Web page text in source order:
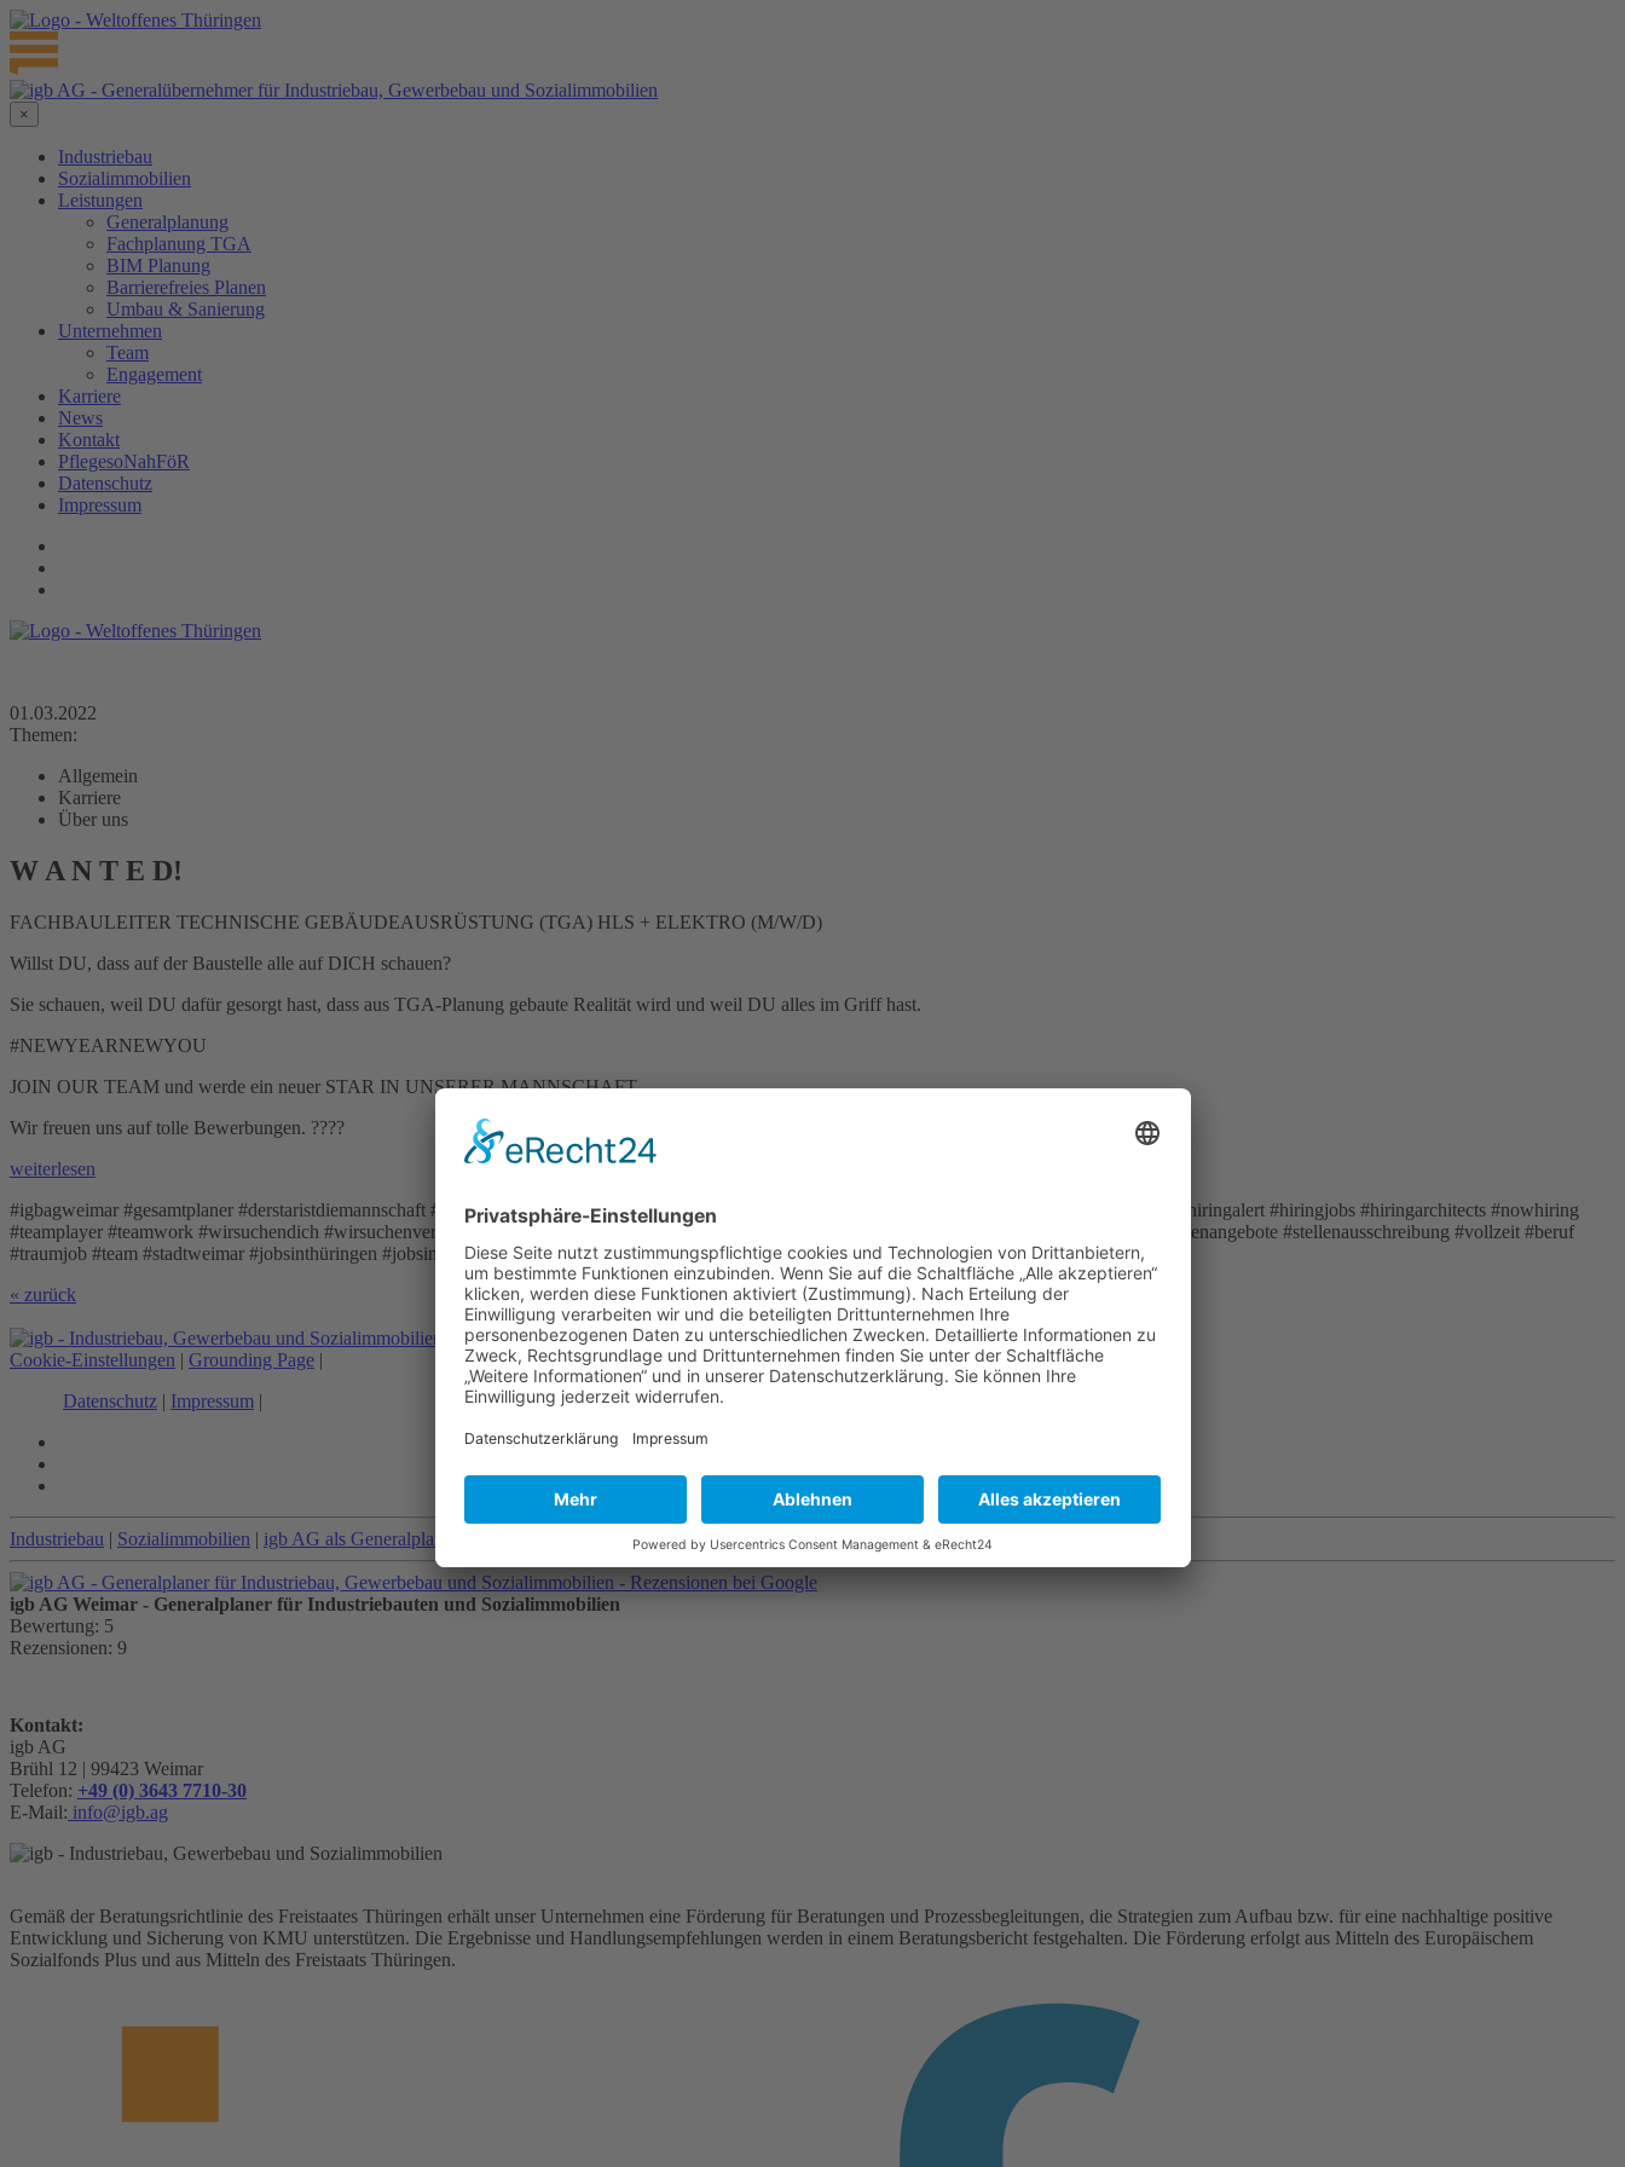
×
Industriebau
Sozialimmobilien
Leistungen
Generalplanung
Fachplanung TGA
BIM Planung
Barrierefreies Planen
Umbau & Sanierung
Unternehmen
Team
Engagement
Karriere
News
Kontakt
PflegesoNahFöR
Datenschutz
Impressum
01.03.2022
Themen:
Allgemein
Karriere
Über uns
W A N T E D!
FACHBAULEITER TECHNISCHE GEBÄUDEAUSRÜSTUNG (TGA) HLS + ELEKTRO (M/W/D)
Willst DU, dass auf der Baustelle alle auf DICH schauen?
Sie schauen, weil DU dafür gesorgt hast, dass aus TGA-Planung gebaute Realität wird und weil DU alles im Griff hast.
#NEWYEARNEWYOU
JOIN OUR TEAM und werde ein neuer STAR IN UNSERER MANNSCHAFT.
Wir freuen uns auf tolle Bewerbungen. ????
weiterlesen
#igbagweimar #gesamtplaner #derstaristdiemannschaft #NEWYEARNEWYOU #job #jobsearch #newjob #newjobs #newjoboffer #hiring #hinringnow #hiringalert #hiringjobs #hiringarchitects #nowhiring
#teamplayer #teamwork #wirsuchendich #wirsuchenverstärkung #stellenangebot #jobsuche #stellenanzeige #jobs #jobangebot #karriere #bewerbung #stellenangebote #stellenausschreibung #vollzeit #beruf
#traumjob #team #stadtweimar #jobsinthüringen #jobsinthueringen #jobsinweimar
« zurück
Cookie-Einstellungen | Grounding Page |
Datenschutz | Impressum |
Industriebau | Sozialimmobilien | igb AG als Generalplaner
igb AG Weimar - Generalplaner für Industriebauten und Sozialimmobilien
Bewertung: 5
Rezensionen: 9
Kontakt:
igb AG
Brühl 12 | 99423 Weimar
Telefon: +49 (0) 3643 7710-30
E-Mail: info@igb.ag
Gemäß der Beratungsrichtlinie des Freistaates Thüringen erhält unser Unternehmen eine Förderung für Beratungen und Prozessbegleitungen, die Strategien zum Aufbau bzw. für eine nachhaltige positive
Entwicklung und Sicherung von KMU unterstützen. Die Ergebnisse und Handlungsempfehlungen werden in einem Beratungsbericht festgehalten. Die Förderung erfolgt aus Mitteln des Europäischem
Sozialfonds Plus und aus Mitteln des Freistaats Thüringen.